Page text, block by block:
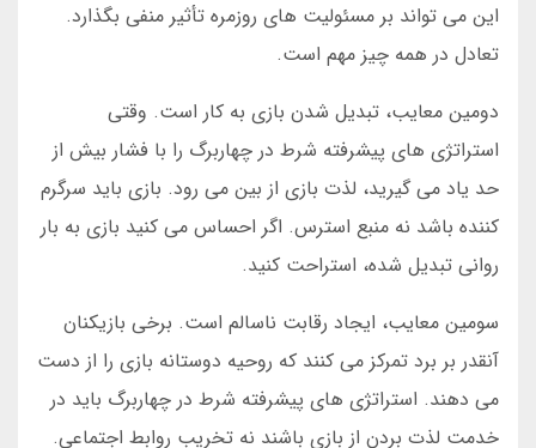
این می تواند بر مسئولیت های روزمره تأثیر منفی بگذارد.
تعادل در همه چیز مهم است.
دومین معایب، تبدیل شدن بازی به کار است. وقتی
استراتژی های پیشرفته شرط در چهاربرگ را با فشار بیش از
حد یاد می گیرید، لذت بازی از بین می رود. بازی باید سرگرم
کننده باشد نه منبع استرس. اگر احساس می کنید بازی به بار
روانی تبدیل شده، استراحت کنید.
سومین معایب، ایجاد رقابت ناسالم است. برخی بازیکنان
آنقدر بر برد تمرکز می کنند که روحیه دوستانه بازی را از دست
می دهند. استراتژی های پیشرفته شرط در چهاربرگ باید در
خدمت لذت بردن از بازی باشند نه تخریب روابط اجتماعی.